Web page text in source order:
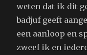
weten dat ik dit
badjuf geeft
een aanloop en
zweef ik en